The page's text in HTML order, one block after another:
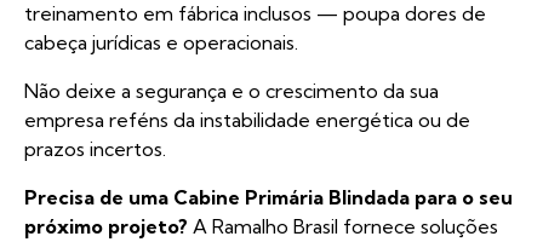
treinamento em fábrica inclusos — poupa dores de
cabeça jurídicas e operacionais.
Não deixe a segurança e o crescimento da sua
empresa reféns da instabilidade energética ou de
prazos incertos.
Precisa de uma Cabine Primária Blindada para o seu
próximo projeto? A Ramalho Brasil fornece soluções